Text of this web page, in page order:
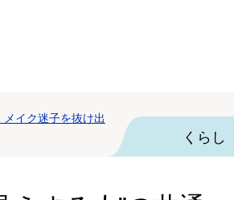
イク迷子を抜け出
くらし